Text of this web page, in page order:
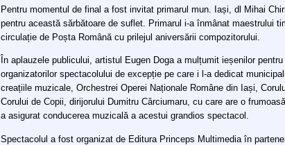
Pentru momentul de final a fost invitat primarul mun. Iași, dl Mihai
pentru această sărbătoare de suflet. Primarul i-a înmânat maestrului
circulație de Poșta Română cu prilejul aniversării compozitorului.
În aplauzele publicului, artistul Eugen Doga a mulțumit ieșenilor
organizatorilor spectacolului de excepție pe care i l-a dedicat
creațiile muzicale, Orchestrei Operei Naționale Române din Iași,
Corului de Copii, dirijorului Dumitru Cârciumaru, cu care are o
a asigurat conducerea muzicală a acestui grandios spectacol.
Spectacolul a fost organizat de Editura Princeps Multimedia în